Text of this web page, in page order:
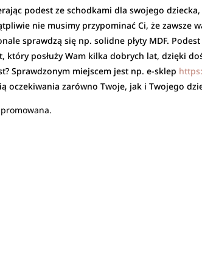
podest ze schodkami dla swojego
nie musimy przypominać Ci, że zawsze
sprawdzą się np. solidne płyty MDF.
który posłuży Wam kilka dobrych lat, dzięki
Sprawdzonym miejscem jest np. e-sklep
oczekiwania zarówno Twoje, jak i Twojego